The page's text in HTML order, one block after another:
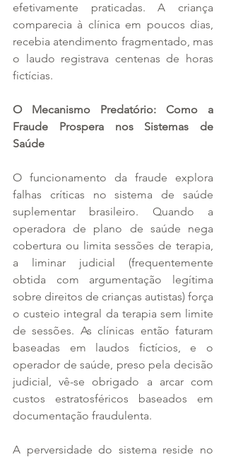
efetivamente praticadas. A criança
comparecia à clínica em poucos dias,
recebia atendimento fragmentado, mas
o laudo registrava centenas de horas
fictícias.
O Mecanismo Predatório: Como a
Fraude Prospera nos Sistemas de
Saúde
O funcionamento da fraude explora
falhas críticas no sistema de saúde
suplementar brasileiro. Quando a
operadora de plano de saúde nega
cobertura ou limita sessões de terapia,
a liminar judicial (frequentemente
obtida com argumentação legítima
sobre direitos de crianças autistas) força
o custeio integral da terapia sem limite
de sessões. As clínicas então faturam
baseadas em laudos fictícios, e o
operador de saúde, preso pela decisão
judicial, vê-se obrigado a arcar com
custos estratosféricos baseados em
documentação fraudulenta.
A perversidade do sistema reside no